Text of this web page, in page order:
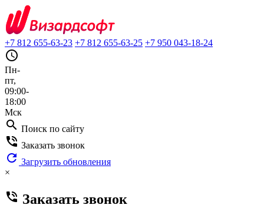
+7 812 655-63-23 +7 812 655-63-25 +7 950 043-18-24
query_builder
Пн-
пт,
09:00-
18:00
Мск
search Поиск по сайту
phone_in_talk Заказать звонок
refresh Загрузить обновления
×
phone_in_talk Заказать звонок